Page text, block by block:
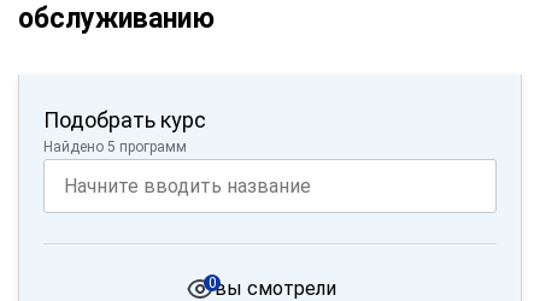
обслуживанию
Подобрать курс
Найдено 5 программ
вы смотрели
0